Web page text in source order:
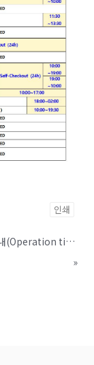
인쇄
[복지회] <2023.11.21>식당/매장 운영시간 안내(Operation time for Service Facilities)
»